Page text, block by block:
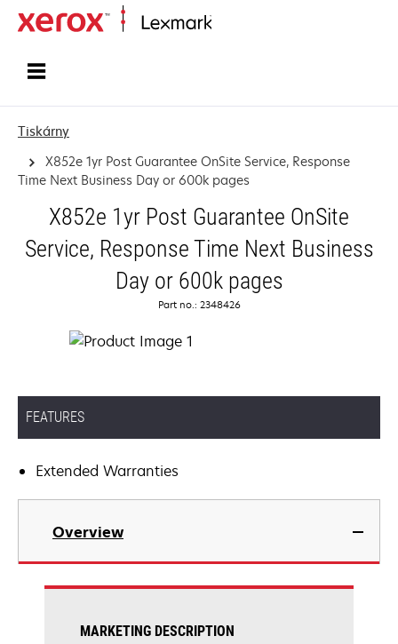
Tiskárny
X852e 1yr Post Guarantee OnSite Service, Response
Time Next Business Day or 600k pages
X852e 1yr Post Guarantee OnSite
Service, Response Time Next Business
Day or 600k pages
Part no.: 2348426
FEATURES
Extended Warranties
Overview
MARKETING DESCRIPTION